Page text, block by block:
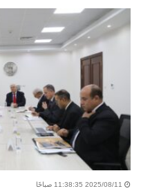
2025/08/11 11:38:35 صباحًا